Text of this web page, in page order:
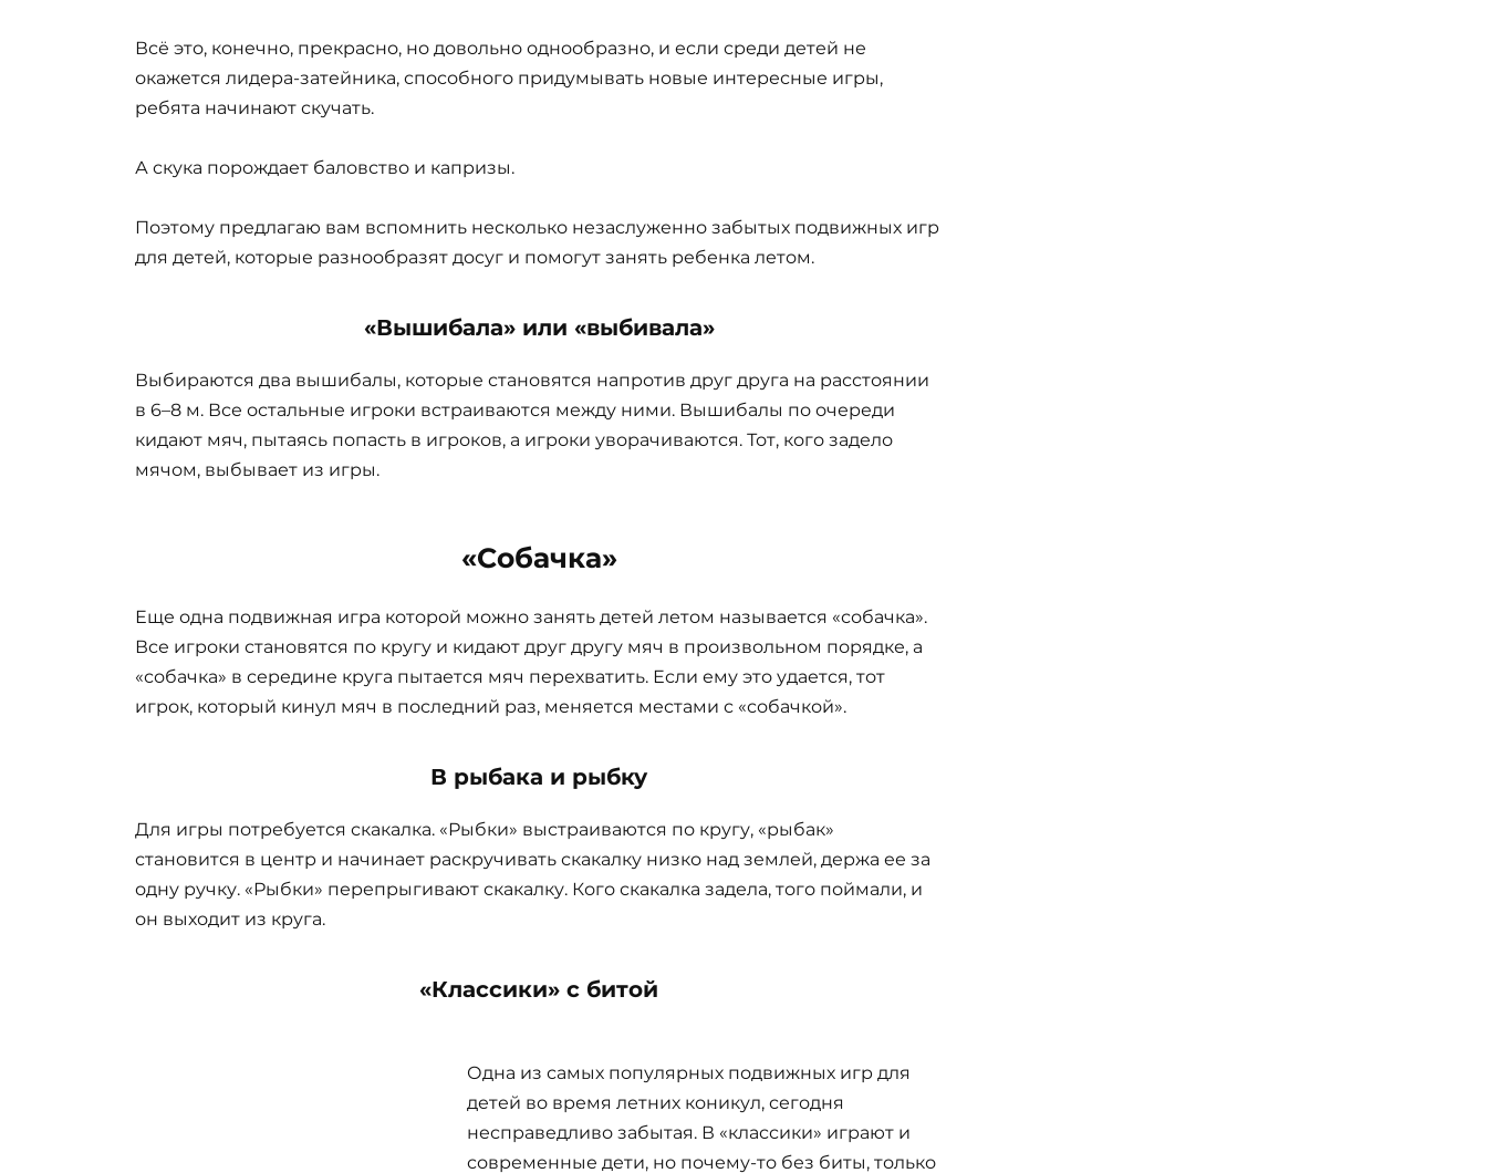
Всё это, конечно, прекрасно, но довольно однообразно, и если среди детей не
окажется лидера-затейника, способного придумывать новые интересные игры,
ребята начинают скучать.
А скука порождает баловство и капризы.
Поэтому предлагаю вам вспомнить несколько незаслуженно забытых подвижных игр
для детей, которые разнообразят досуг и помогут занять ребенка летом.
«Вышибала» или «выбивала»
Выбираются два вышибалы, которые становятся напротив друг друга на расстоянии
в 6–8 м. Все остальные игроки встраиваются между ними. Вышибалы по очереди
кидают мяч, пытаясь попасть в игроков, а игроки уворачиваются. Тот, кого задело
мячом, выбывает из игры.
«Собачка»
Еще одна подвижная игра которой можно занять детей летом называется «собачка».
Все игроки становятся по кругу и кидают друг другу мяч в произвольном порядке, а
«собачка» в середине круга пытается мяч перехватить. Если ему это удается, тот
игрок, который кинул мяч в последний раз, меняется местами с «собачкой».
В рыбака и рыбку
Для игры потребуется скакалка. «Рыбки» выстраиваются по кругу, «рыбак»
становится в центр и начинает раскручивать скакалку низко над землей, держа ее за
одну ручку. «Рыбки» перепрыгивают скакалку. Кого скакалка задела, того поймали, и
он выходит из круга.
«Классики» с битой
Одна из самых популярных подвижных игр для
детей во время летних коникул, сегодня
несправедливо забытая. В «классики» играют и
современные дети, но почему-то без биты, только